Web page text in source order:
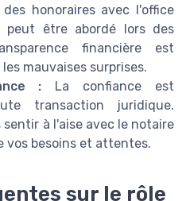
honoraires avec l'office
peut être abordé lors des
financière est
mauvaises surprises.
: La confiance est
transaction juridique.
à l'aise avec le notaire
vos besoins et attentes.
sur le rôle